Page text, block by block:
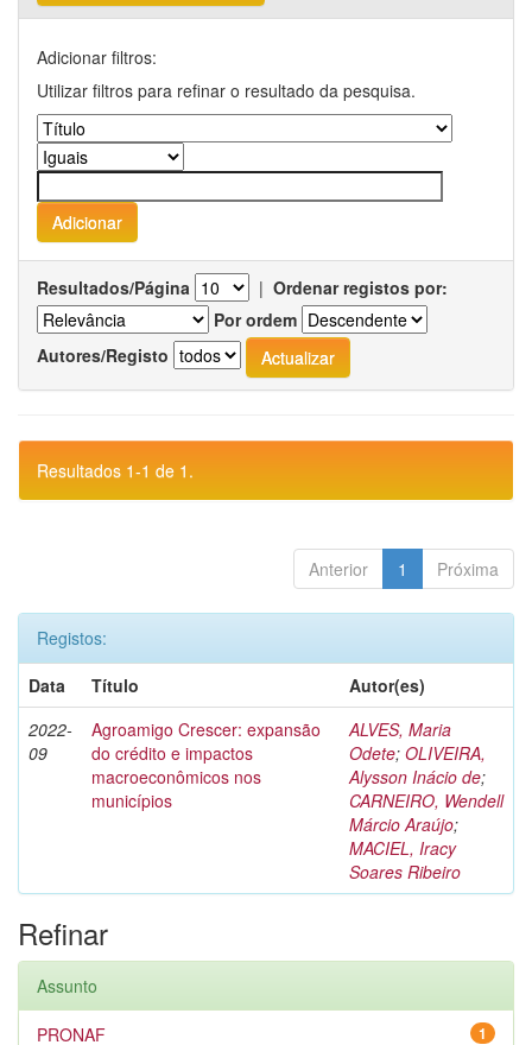
Adicionar filtros:
Utilizar filtros para refinar o resultado da pesquisa.
Resultados/Página | Ordenar registos por:
Por ordem
Autores/Registo
Resultados 1-1 de 1.
Anterior 1 Próxima
Registos:
Data
Título
Autor(es)
2022-
09
Agroamigo Crescer: expansão
do crédito e impactos
macroeconômicos nos
municípios
ALVES, Maria
Odete; OLIVEIRA,
Alysson Inácio de;
CARNEIRO, Wendell
Márcio Araújo;
MACIEL, Iracy
Soares Ribeiro
Refinar
Assunto
1
PRONAF